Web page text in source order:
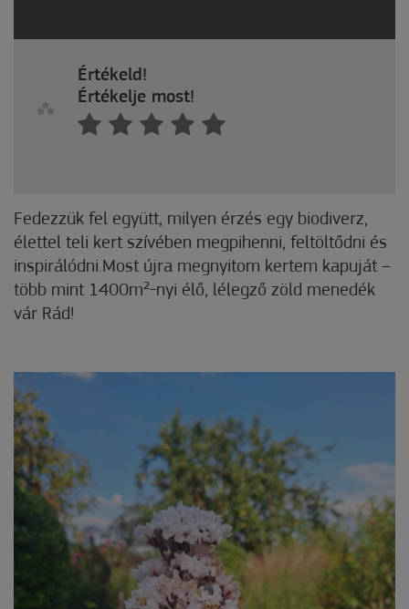
Értékeld!
Értékelje most!
Fedezzük fel együtt, milyen érzés egy biodiverz,
élettel teli kert szívében megpihenni, feltöltődni és
inspirálódni.Most újra megnyitom kertem kapuját –
több mint 1400m²-nyi élő, lélegző zöld menedék
vár Rád!